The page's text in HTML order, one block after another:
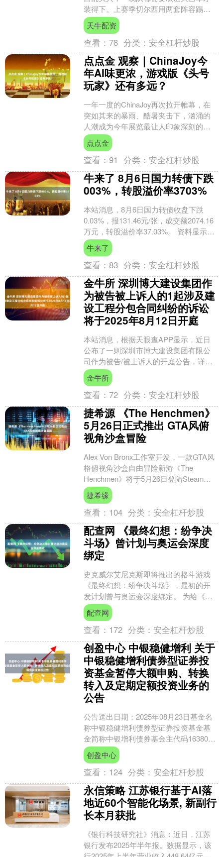
装得下。上赛季切尔西用两套阵容踢英
超和欧协联，不仅英超取得第四名获得
欧冠名额，还夺得欧协联的....
天牛配资
查看：78 分类：安全杠杆炒股
点点金 观察｜ChinaJoy今
年AI味更浓，游戏版《头号
玩家》还有多远？
一年一度的ChinaJoy再次拉开帷幕，在
突如其来的暴雨、酷暑夹击下，汹涌的
人潮成为今年展览最让人印象深刻的画
像。 “游戏行业明显复苏了，展馆今年几
乎全部满流。....
点点金
查看：91 分类：安全杠杆炒股
牛来了 8月6日国力转债下跌
003%，转股溢价率3703%
本站消息，8月6日国力转债收盘下跌
0.03%，报131.46元/张，成交额2074.16
万元，转股溢价率37.03%。 资料显示，
国力转债信用级别为“A+”，债....
牛来了
查看：83 分类：安全杠杆炒股
金牛所 深圳博大建设集团作
为被告被上诉人的1起涉及建
设工程分包合同纠纷的诉讼
将于2025年8月12日开庭
本站消息，根据天眼查APP显示，近日
公布了一则深圳市博大建设集团有限公
司作为被告/被上诉人的开庭公告，详细
内容如下： 案号：（2025）沪0120民初
11720....
金牛所
查看：72 分类：安全杠杆炒股
捷希源 《The Henchmen》
5月26日正式推出 GTA风俯
视角沙盒冒险
Alex Von Bronx工作室开发，一款GTA风
格俯视角沙盒自由冒险新游《The
Henchmen》将于5月26日登陆Steam正
式推出。 《The Hen....
捷希缘
查看： 104 分类：安全杠杆炒股
配查网 《最终幻想：纷争决
斗场》曾计划与奥运会深度
绑定
史克威尔艾尼克斯即将推出的格斗游戏
《最终幻想：纷争决斗场》，最初的开
发计划曾与奥运会深度绑定。 为给《最
终幻想：纷争》系列全新续作《最终幻
想：纷争决斗场》预热，....
配查网
查看： 172 分类：安全杠杆炒股
创盈中心 中银稳健增利 关于
中银稳健增利债券型证券投
资基金暂停大额申购、转换
转入及定期定额投资业务的
公告
公告送出日期：2025年08月23日基金名
称中银稳健增利债券型证券投资基金基
金简称中银增利债券基金主代码163806
基金管理人名称中银基金管理有限公司
公告依据相....
创盈中心
查看： 124 分类：安全杠杆炒股
永信策略 江苏银行基于AI落
地近60个智能化场景, 新副行
长本月获批
《银行科技研究社》消息：近日，江苏
银行发布2025年半年报。数据显示，该